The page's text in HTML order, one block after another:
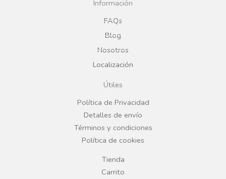
e
b
o
o
k
g
r
a
Información
FAQs
Blog
Nosotros
Localización
Útiles
Política de Privacidad
Detalles de envío
Términos y condiciones
Política de cookies
Tienda
Carrito